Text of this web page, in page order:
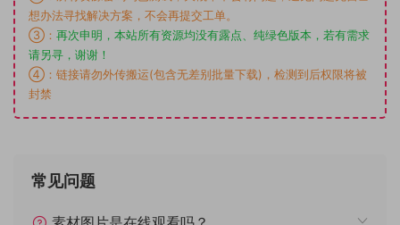
想办法寻找解决方案，不会再提交工单。
③： 再次申明，本站所有资源均没有露点、纯绿色版本，若有需求
请另寻，谢谢！
④：链接请勿外传搬运(包含无差别批量下载)，检测到后权限将被
封禁
常见问题